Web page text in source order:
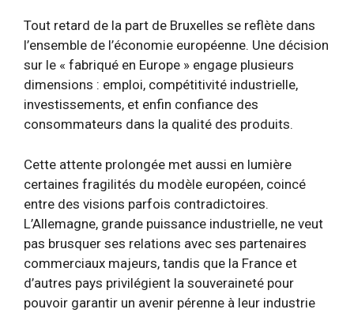
Tout retard de la part de Bruxelles se reflète dans
l’ensemble de l’économie européenne. Une décision
sur le « fabriqué en Europe » engage plusieurs
dimensions : emploi, compétitivité industrielle,
investissements, et enfin confiance des
consommateurs dans la qualité des produits.
Cette attente prolongée met aussi en lumière
certaines fragilités du modèle européen, coincé
entre des visions parfois contradictoires.
L’Allemagne, grande puissance industrielle, ne veut
pas brusquer ses relations avec ses partenaires
commerciaux majeurs, tandis que la France et
d’autres pays privilégient la souveraineté pour
pouvoir garantir un avenir pérenne à leur industrie